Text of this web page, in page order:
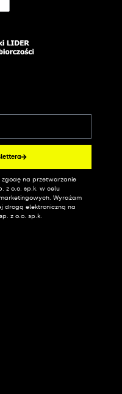
na przetwarzanie
z o.o. sp.k. w celu
Wyrażam
drogą elektroniczną na
z o.o. sp.k.